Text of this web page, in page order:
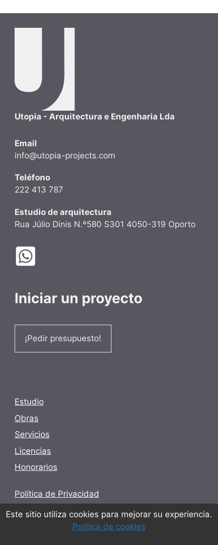
Este sitio utiliza cookies para mejorar su experiencia.
Política de cookies
Utopia - Arquitectura e Engenharia Lda
Email
info@utopia-projects.com
Teléfono
222 413 787
Estudio de arquitectura
Rua Júlio Dinis N.º580 S301 4050-319 Oporto
Iniciar un proyecto
¡Pedir presupuesto!
Estudio
Obras
Servicios
Licencias
Honorarios
Política de Privacidad
Términos y condiciones
Política de cookies